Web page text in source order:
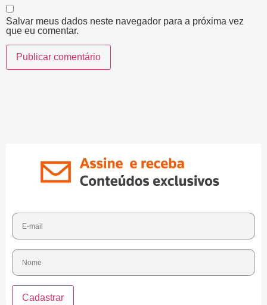
Salvar meus dados neste navegador para a próxima vez
que eu comentar.